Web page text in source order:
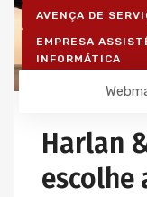
AVENÇA DE
EMPRESA
INFORMÁTICA
IT UNLIMITED -
Harlan
escolhe